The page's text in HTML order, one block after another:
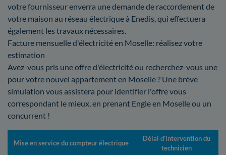
votre fournisseur enverra une demande de raccordement de
votre maison au réseau électrique à Enedis, qui effectuera
également les travaux nécessaires.
Facture mensuelle d'électricité en Moselle: réalisez votre
estimation
Avez-vous pris une offre d'électricité ou recherchez-vous une
pour votre nouvel appartement en Moselle ? Une brève
simulation vous assistera pour identifier l'offre vous
correspondant le mieux, en prenant Engie en Moselle ou un
concurrent !
Mise en service du compteur électrique
Délai d’intervention du
technicien